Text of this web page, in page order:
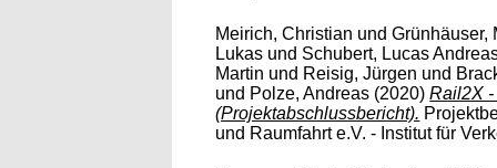
Meirich, Christian undGrünhäuser,
Lukas und Schubert, Lucas
Martin und Reisig, Jürgen und
und Polze, Andreas (2020)Rail2X
(Projektabschlussbericht).
und Raumfahrt e.V. - Institut für